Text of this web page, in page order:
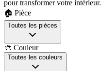
pour transformer votre intérieur.
🏠 Pièce
Toutes les pièces
🎨 Couleur
Toutes les couleurs